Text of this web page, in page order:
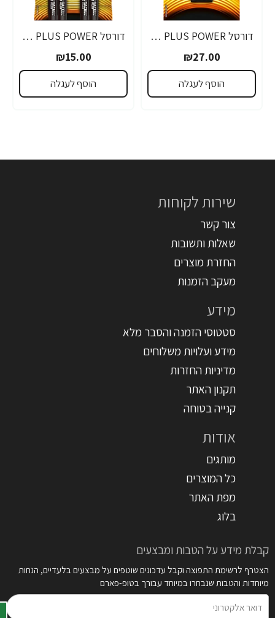
דורסל PLUS POWER סוללות 9V אריזת 1 יחידות - מבית Duracell
₪27.00
הוסף לעגלה
דורסל PLUS POWER סוללות AAA אריזת 4 יחידות - מבית Duracell
₪15.00
הוסף לעגלה
שירות לקוחות
צור קשר
שאלות ותשובות
החזרת מוצרים
מעקב הזמנות
מידע
סטטוסי הזמנה והסבר מלא
מידע ועלויות משלוחים
מדיניות החזרות
תקנון האתר
קנייה בטוחה
אודות
מותגים
כל המוצרים
מפת האתר
בלוג
קבלת מידע על הטבות ומבצעים
הצטרף לרשימת התפוצה וקבל עדכונים שוטפים על מבצעים בלעדיים, הנחות
מיוחדות והטבות שנבחרו במיוחד עבורך בטופ-פארם
אלקטרוני